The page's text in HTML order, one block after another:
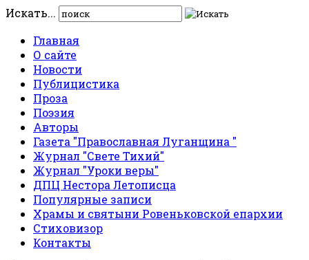
Искать...
Главная
О сайте
Новости
Публицистика
Проза
Поэзия
Авторы
Газета "Православная Луганщина "
Журнал "Свете Тихий"
Журнал "Уроки веры"
ДПЦ Нестора Летописца
Популярные записи
Храмы и святыни Ровеньковской епархии
Стиховизор
Контакты